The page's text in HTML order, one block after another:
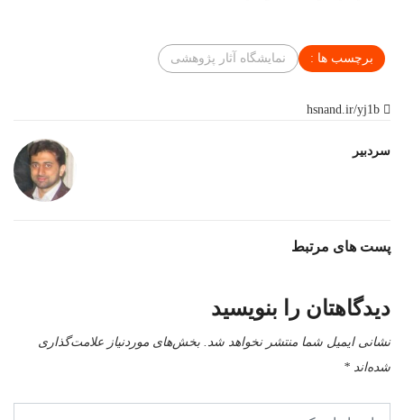
برچسب ها : نمایشگاه آثار پژوهشی
سردبیر
پست های مرتبط
دیدگاهتان را بنویسید
نشانی ایمیل شما منتشر نخواهد شد. بخش‌های موردنیاز علامت‌گذاری
شده‌اند *